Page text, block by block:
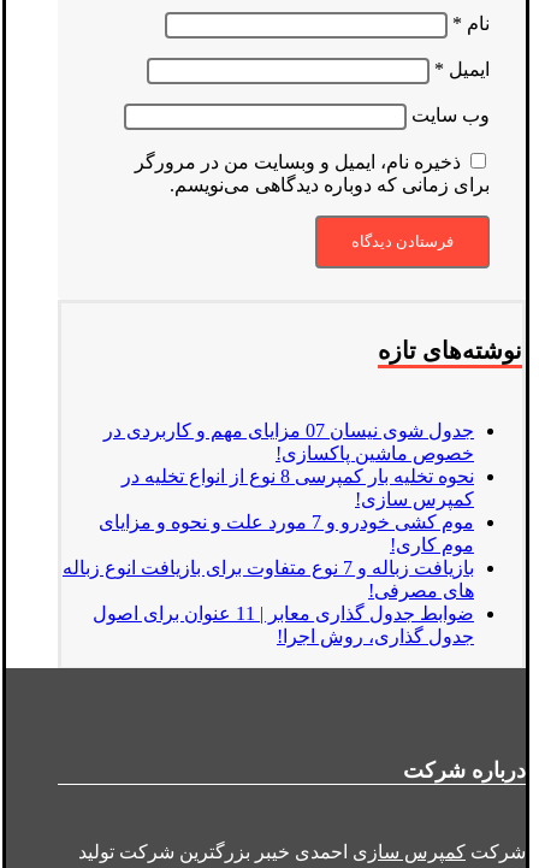
نام *
ایمیل *
وب‌ سایت
ذخیره نام، ایمیل و وبسایت من در مرورگر
برای زمانی که دوباره دیدگاهی می‌نویسم.
نوشته‌های تازه
جدول شوی نیسان 07 مزایای مهم و کاربردی در
خصوص ماشین پاکسازی!
نحوه تخلیه بار کمپرسی 8 نوع از انواع تخلیه در
کمپرس سازی!
موم کشی خودرو و 7 مورد علت و نحوه و مزایای
موم کاری!
بازیافت زباله و 7 نوع متفاوت برای بازیافت انوع زباله
های مصرفی!
ضوابط جدول گذاری معابر | 11 عنوان برای اصول
جدول گذاری، روش اجرا!
درباره شرکت
شرکت کمپرس سازی احمدی خیبر بزرگترین شرکت تولید